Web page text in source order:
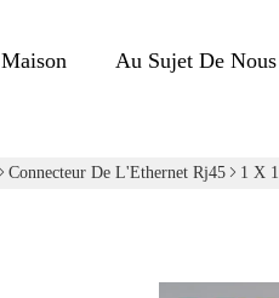
Maison Au Sujet De Nous
Connecteur De L'Ethernet Rj45 1 X